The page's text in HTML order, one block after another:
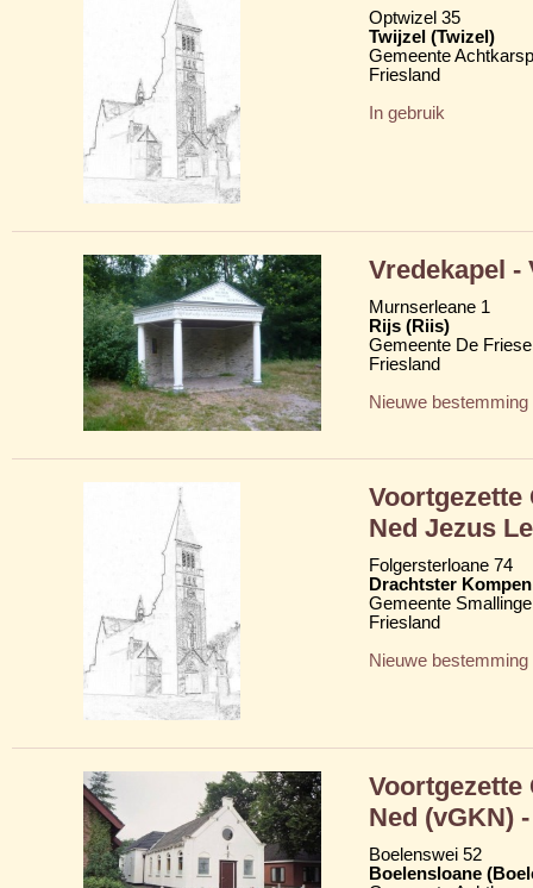
Optwizel 35
Twijzel (Twizel)
Gemeente
Friesland
In gebruik
Vredekapel -
Murnserleane 1
Rijs (Riis)
Gemeente De
Friesland
Nieuwe bestemming
Ned Jezus
Folgersterloane 74
Drachtster
Gemeente
Friesland
Nieuwe bestemming
Ned (vGKN)
Boelenswei 52
Boelensloane